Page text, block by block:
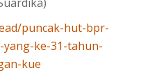
puncak-hut-bpr-
ke-31-tahun-
kue